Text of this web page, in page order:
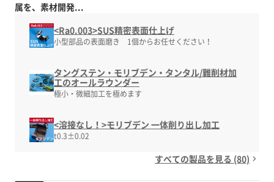
属を、素材開発...
<Ra0.003>SUS精密表面仕上げ
小型部品の表面磨き 1個からお任せください！
タングステン・モリブデン・タンタル/難削材加
工のオールラウンダー
極小・微細加工を極めます
<溶接なし！>モリブデン 一体削り出し加工
t0.3±0.02
すべての製品を見る (80)